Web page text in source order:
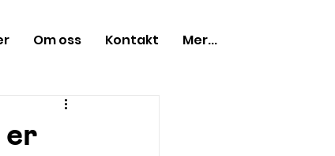
Om oss Kontakt Mer...